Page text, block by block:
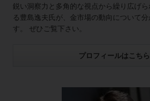
鋭い洞察力と多角的な視点から繰り広げ
る豊島逸夫氏が、金市場の動向について
す。 ぜひご覧下さい。
プロフィールはこちら
ブログ